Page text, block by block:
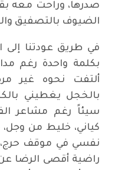
صدرها، وراحت معه
الضيوف بالتصفيق
في طريق عودتنا
بكلمة واحدة رغم
ألتفت نحوه غير
بالخجل يغطيني
سيئاً رغم مشاعر
كياني، خليط من
نفسي في موقف حرج،
راضية أقصى الرضا